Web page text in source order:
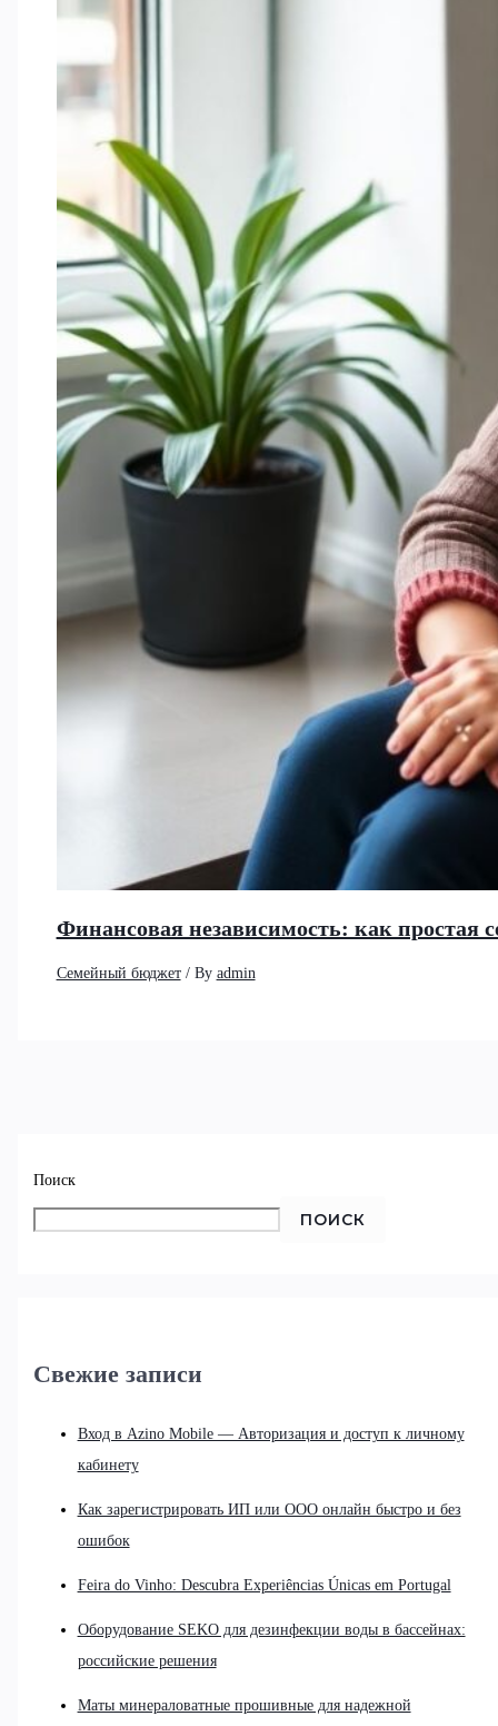
Поиск
ПОИСК
Свежие записи
Вход в Azino Mobile — Авторизация и доступ к личному
кабинету
Как зарегистрировать ИП или ООО онлайн быстро и без
ошибок
Feira do Vinho: Descubra Experiências Únicas em Portugal
Оборудование SEKO для дезинфекции воды в бассейнах:
российские решения
Маты минераловатные прошивные для надежной
Финансовая независимость: как простая
Семейный бюджет/ By admin